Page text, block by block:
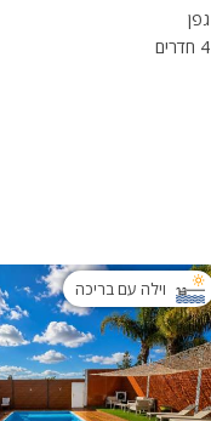
גפן
4 חדרים
וילה עם בריכה